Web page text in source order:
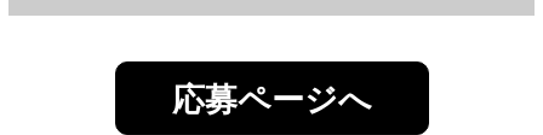
応募ページへ